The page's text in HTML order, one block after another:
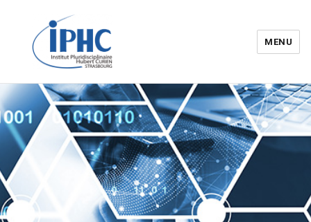
Institut pluridisciplinaire Hubert
Curien – IPHC
MENU